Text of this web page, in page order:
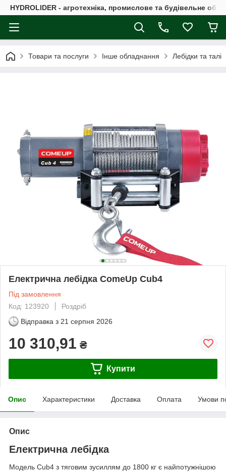
HYDROLIDER - агротехніка, промислове та будівельне
Товари та послуги Інше обладнання Лебідки та талі
Електрична лебідка ComeUp Cub4
Під замовлення
Код: 123920
Роздріб
Відправка з 21 серпня 2026
10 310,91 ₴
Купити
Опис Характеристики Доставка Оплата Умови
Опис
Електрична лебідка
Модель Cub4 з тяговим зусиллям до 1800 кг є найпотужнішою